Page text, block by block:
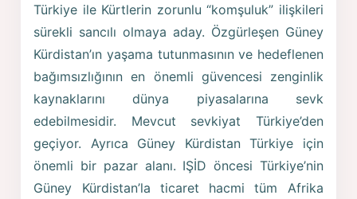
Türkiye ile Kürtlerin zorunlu “komşuluk” ilişkileri
sürekli sancılı olmaya aday. Özgürleşen Güney
Kürdistan’ın yaşama tutunmasının ve hedeflenen
bağımsızlığının en önemli güvencesi zenginlik
kaynaklarını dünya piyasalarına sevk
edebilmesidir. Mevcut sevkiyat Türkiye’den
geçiyor. Ayrıca Güney Kürdistan Türkiye için
önemli bir pazar alanı. IŞİD öncesi Türkiye’nin
Güney Kürdistan’la ticaret hacmi tüm Afrika